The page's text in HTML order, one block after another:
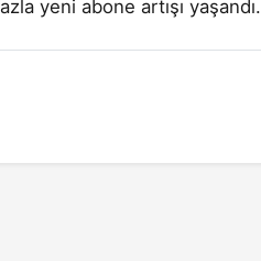
yeni abone artışı yaşandı.